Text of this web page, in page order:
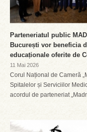
Parteneriatul public
București vor beneficia
educaționale oferite de
11 Mai 2026
Corul Național de Cameră
Spitalelor și Serviciilor
acordul de parteneriat